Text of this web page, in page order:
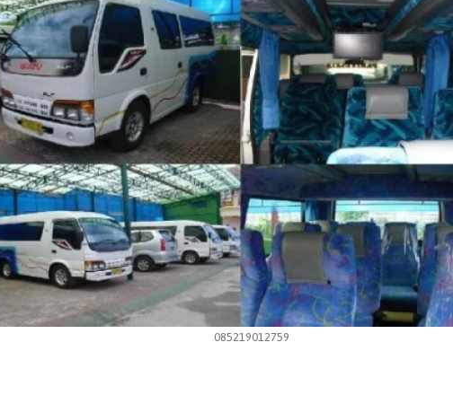
085219012759